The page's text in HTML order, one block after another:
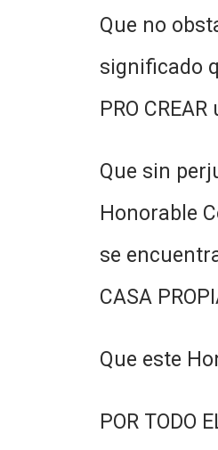
Que no
significado
PRO
Que sin
Honorable
se
CASA
Que este
POR TODO